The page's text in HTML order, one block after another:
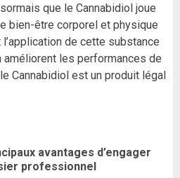
que le Cannabidiol joue
bien-être corporel et physique
de cette substance
améliorent les performances de
Cannabidiol est un produit légal
avantages d’engager
professionnel